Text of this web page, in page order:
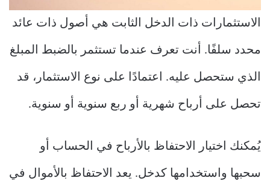
الاستثمارات ذات الدخل الثابت هي أصول ذات عائد
محدد سلفًا. أنت تعرف عندما تستثمر بالضبط المبلغ
الذي ستحصل عليه. اعتمادًا على نوع الاستثمار، قد
تحصل على أرباح شهرية أو ربع سنوية أو سنوية.
يُمكنك اختيار الاحتفاظ بالأرباح في الحساب أو
سحبها واستخدامها كدخل. يعد الاحتفاظ بالأموال في